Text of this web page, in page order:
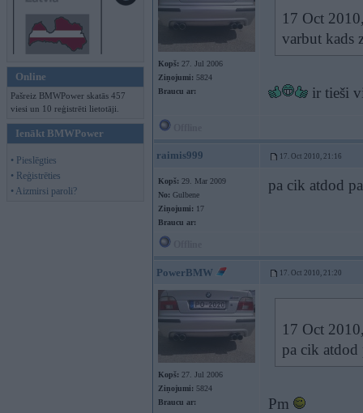
Online
Pašreiz BMWPower skatās 457
viesi un 10 reģistrēti lietotāji.
Ienākt BMWPower
• Pieslēgties
• Reģistrēties
• Aizmirsi paroli?
Kopš: 27. Jul 2006
Ziņojumi: 5824
Braucu ar:
17 Oct
varbut kads
ir tieši
raimis999 17. Oct 2010, 21:16
Kopš: 29. Mar 2009
No: Gulbene
Ziņojumi: 17
Braucu ar:
pa cik atdod
PowerBMW 17. Oct 2010, 21:20
Kopš: 27. Jul 2006
Ziņojumi: 5824
Braucu ar:
17 Oct
pa cik
Pm